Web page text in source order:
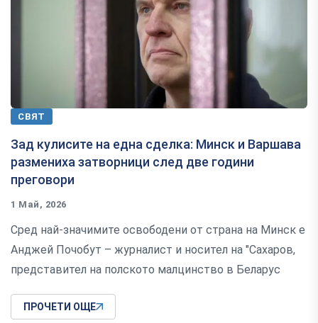
СВЯТ
Зад кулисите на една сделка: Минск и Варшава
размениха затворници след две години
преговори
1 Май, 2026
Сред най-значимите освободени от страна на Минск е
Анджей Почобут – журналист и носител на "Сахаров,
представител на полското малцинство в Беларус
ПРОЧЕТИ ОЩЕ